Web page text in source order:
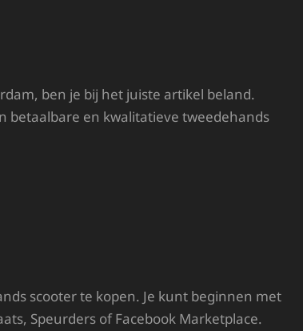
ben je bij het juiste artikel beland.
betaalbare en kwalitatieve tweedehands
scooter te kopen. Je kunt beginnen met
Speurders of Facebook Marketplace.